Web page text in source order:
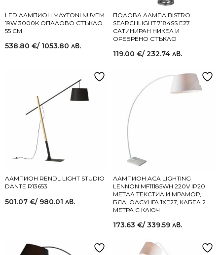
LED ЛАМПИОН MAYTONI NUVEM
19W 3000K ОПАЛОВО СТЪКЛО
55 СМ
538.80 €/ 1053.80 лв.
ПОДОВА ЛАМПА BISTRO
SEARCHLIGHT 7184SS E27
САТИНИРАН НИКЕЛ И
ОРЕБРЕНО СТЪКЛО
119.00 €/ 232.74 лв.
ЛАМПИОН RENDL LIGHT STUDIO
DANTE R13653
501.07 €/ 980.01 лв.
ЛАМПИОН ACA LIGHTING
LENNON MF11185WH 220V IP20
МЕТАЛ ТЕКСТИЛ И МРАМОР,
БЯЛ, ФАСУНГА 1XЕ27, КАБЕЛ 2
МЕТРА С КЛЮЧ
173.63 €/ 339.59 лв.